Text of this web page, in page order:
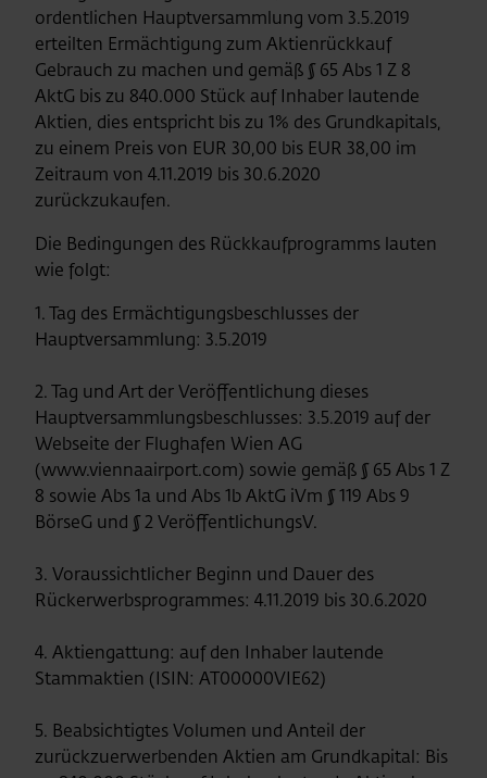
ordentlichen Hauptversammlung vom 3.5.2019
erteilten Ermächtigung zum Aktienrückkauf
Gebrauch zu machen und gemäß § 65 Abs 1 Z 8
AktG bis zu 840.000 Stück auf Inhaber lautende
Aktien, dies entspricht bis zu 1% des Grundkapitals,
zu einem Preis von EUR 30,00 bis EUR 38,00 im
Zeitraum von 4.11.2019 bis 30.6.2020
zurückzukaufen.
Die Bedingungen des Rückkaufprogramms lauten
wie folgt:
1. Tag des Ermächtigungsbeschlusses der
Hauptversammlung: 3.5.2019
2. Tag und Art der Veröffentlichung dieses
Hauptversammlungsbeschlusses: 3.5.2019 auf der
Webseite der Flughafen Wien AG
(www.viennaairport.com) sowie gemäß § 65 Abs 1 Z
8 sowie Abs 1a und Abs 1b AktG iVm § 119 Abs 9
BörseG und § 2 VeröffentlichungsV.
3. Voraussichtlicher Beginn und Dauer des
Rückerwerbsprogrammes: 4.11.2019 bis 30.6.2020
4. Aktiengattung: auf den Inhaber lautende
Stammaktien (ISIN: AT00000VIE62)
5. Beabsichtigtes Volumen und Anteil der
zurückzuerwerbenden Aktien am Grundkapital: Bis